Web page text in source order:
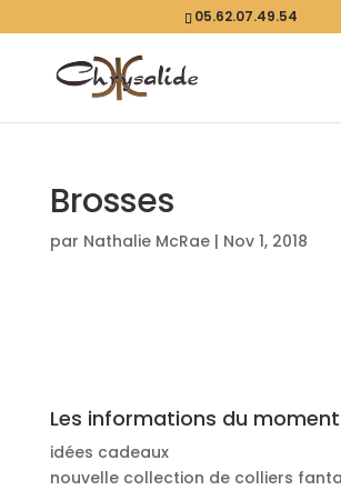
05.62.07.49.54
Brosses
par Nathalie McRae| Nov 1, 2018
Les informations du moment
idées cadeaux
nouvelle collection de colliers